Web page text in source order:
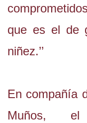
que es el de
niñez.’’
En compañía
Muños, el